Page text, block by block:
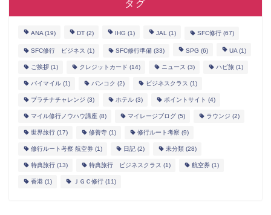
タグ
ANA (19) DT (2) IHG (1) JAL (1) SFC修行 (67)
SFC修行 ビジネス (1) SFC修行準備 (33) SPG (6) UA (1)
ご挨拶 (1) クレジットカード (14) ニュース (3) ハピ旅 (1)
バイマイル (1) バンコク (2) ビジネスクラス (1)
プラチナチャレンジ (3) ホテル (3) ポイントサイト (4)
マイル修行ノウハウ講座 (8) マイレージブログ (5) ラウンジ (2)
世界旅行 (17) 修善寺 (1) 修行ルート考察 (9)
修行ルート考察 航空券 (1) 日記 (2) 未分類 (28)
特典旅行 (13) 特典旅行 ビジネスクラス (1) 航空券 (1)
香港 (1) ＪＧＣ修行 (11)